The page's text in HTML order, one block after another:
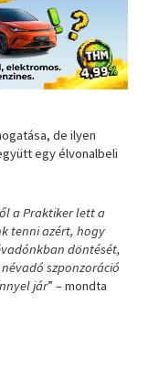
de ilyen
egy élvonalbeli
a Praktiker lett a
tenni azért, hogy
döntését,
szponzoráció
jár” – mondta